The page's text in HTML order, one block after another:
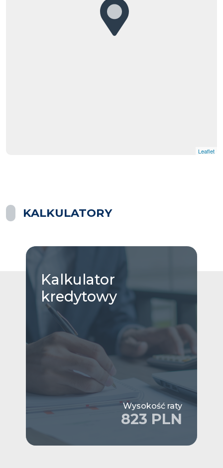
Leaflet
KALKULATORY
Kalkulator
kredytowy
Wysokość raty
823 PLN